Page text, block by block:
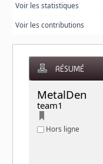
Voir les statistiques
Voir les contributions
RÉSUMÉ
MetalDen
team1
Hors ligne